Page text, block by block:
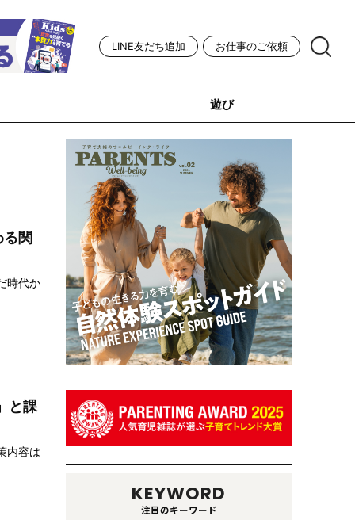
LINE友だち追加 お仕事のご依頼
遊び
関
時代か
と課
内容は
KEYWORD
注目のキーワード